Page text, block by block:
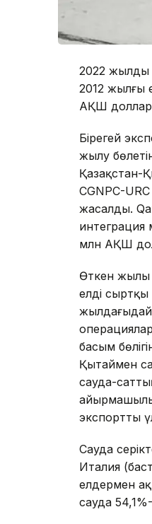
2022 жылдың
2012 жылғы
АҚШ
Бірегей
жылу
Қазақстан-
CGNPC-
жасалды.
интеграция
млн АҚШ
Өткен жылы
елдің
басым
Қытаймен
сауда-
экспорттың
Сауда
Италия
елдермен
сауда